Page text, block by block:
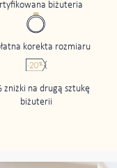
biżuteria
korekta rozmiaru
zniżki na drugą sztukę
biżuterii